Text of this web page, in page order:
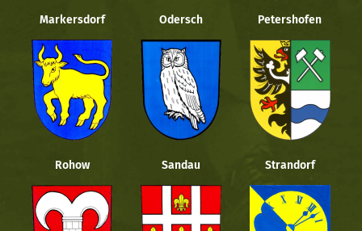
Markersdorf Odersch Petershofen
Rohow Sandau Strandorf